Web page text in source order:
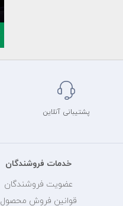
پشتیبانی آنلاین
خدمات فروشندگان
عضویت فروشندگان
قوانین فروش محصول